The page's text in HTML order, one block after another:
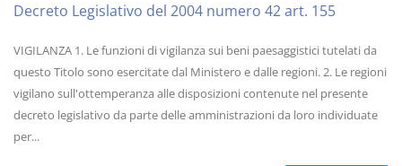
Decreto Legislativo del 2004 numero 42 art. 155
VIGILANZA 1. Le funzioni di vigilanza sui beni paesaggistici tutelati da
questo Titolo sono esercitate dal Ministero e dalle regioni. 2. Le regioni
vigilano sull'ottemperanza alle disposizioni contenute nel presente
decreto legislativo da parte delle amministrazioni da loro individuate
per...